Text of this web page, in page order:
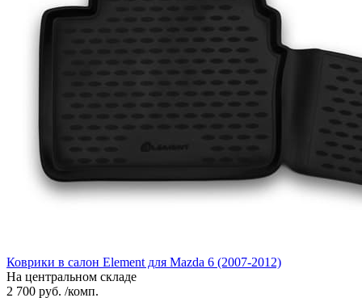
Коврики в салон Element для Mazda 6 (2007-2012)
На центральном складе
2 700 руб. /комп.